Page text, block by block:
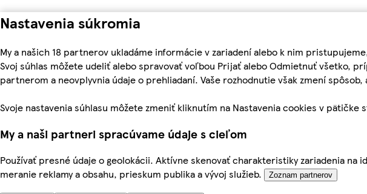
Nastavenia súkromia
My a našich 18 partnerov ukladáme informácie v zariadení alebo k nim
Svoj súhlas môžete udeliť alebo spravovať voľbou Prijať alebo Odmietnuť všetko,
partnerom a neovplyvnia údaje o prehliadaní. Vaše rozhodnutie však zmení
Svoje nastavenia súhlasu môžete zmeniť kliknutím na Nastavenia cookies v pätičke
My a naši partneri spracúvame údaje s cieľom
Používať presné údaje o geolokácii. Aktívne skenovať charakteristiky zariadenia
meranie reklamy a obsahu, prieskum publika a vývoj služieb.
Zoznam partnerov